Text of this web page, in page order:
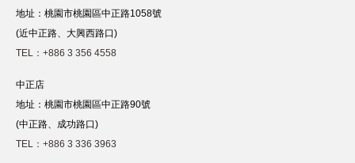
地址：桃園市桃園區中正路1058號
(近中正路、大興西路口)
TEL：+886 3 356 4558
中正店
地址：桃園市桃園區中正路90號
(中正路、成功路口)
TEL：+886 3 336 3963